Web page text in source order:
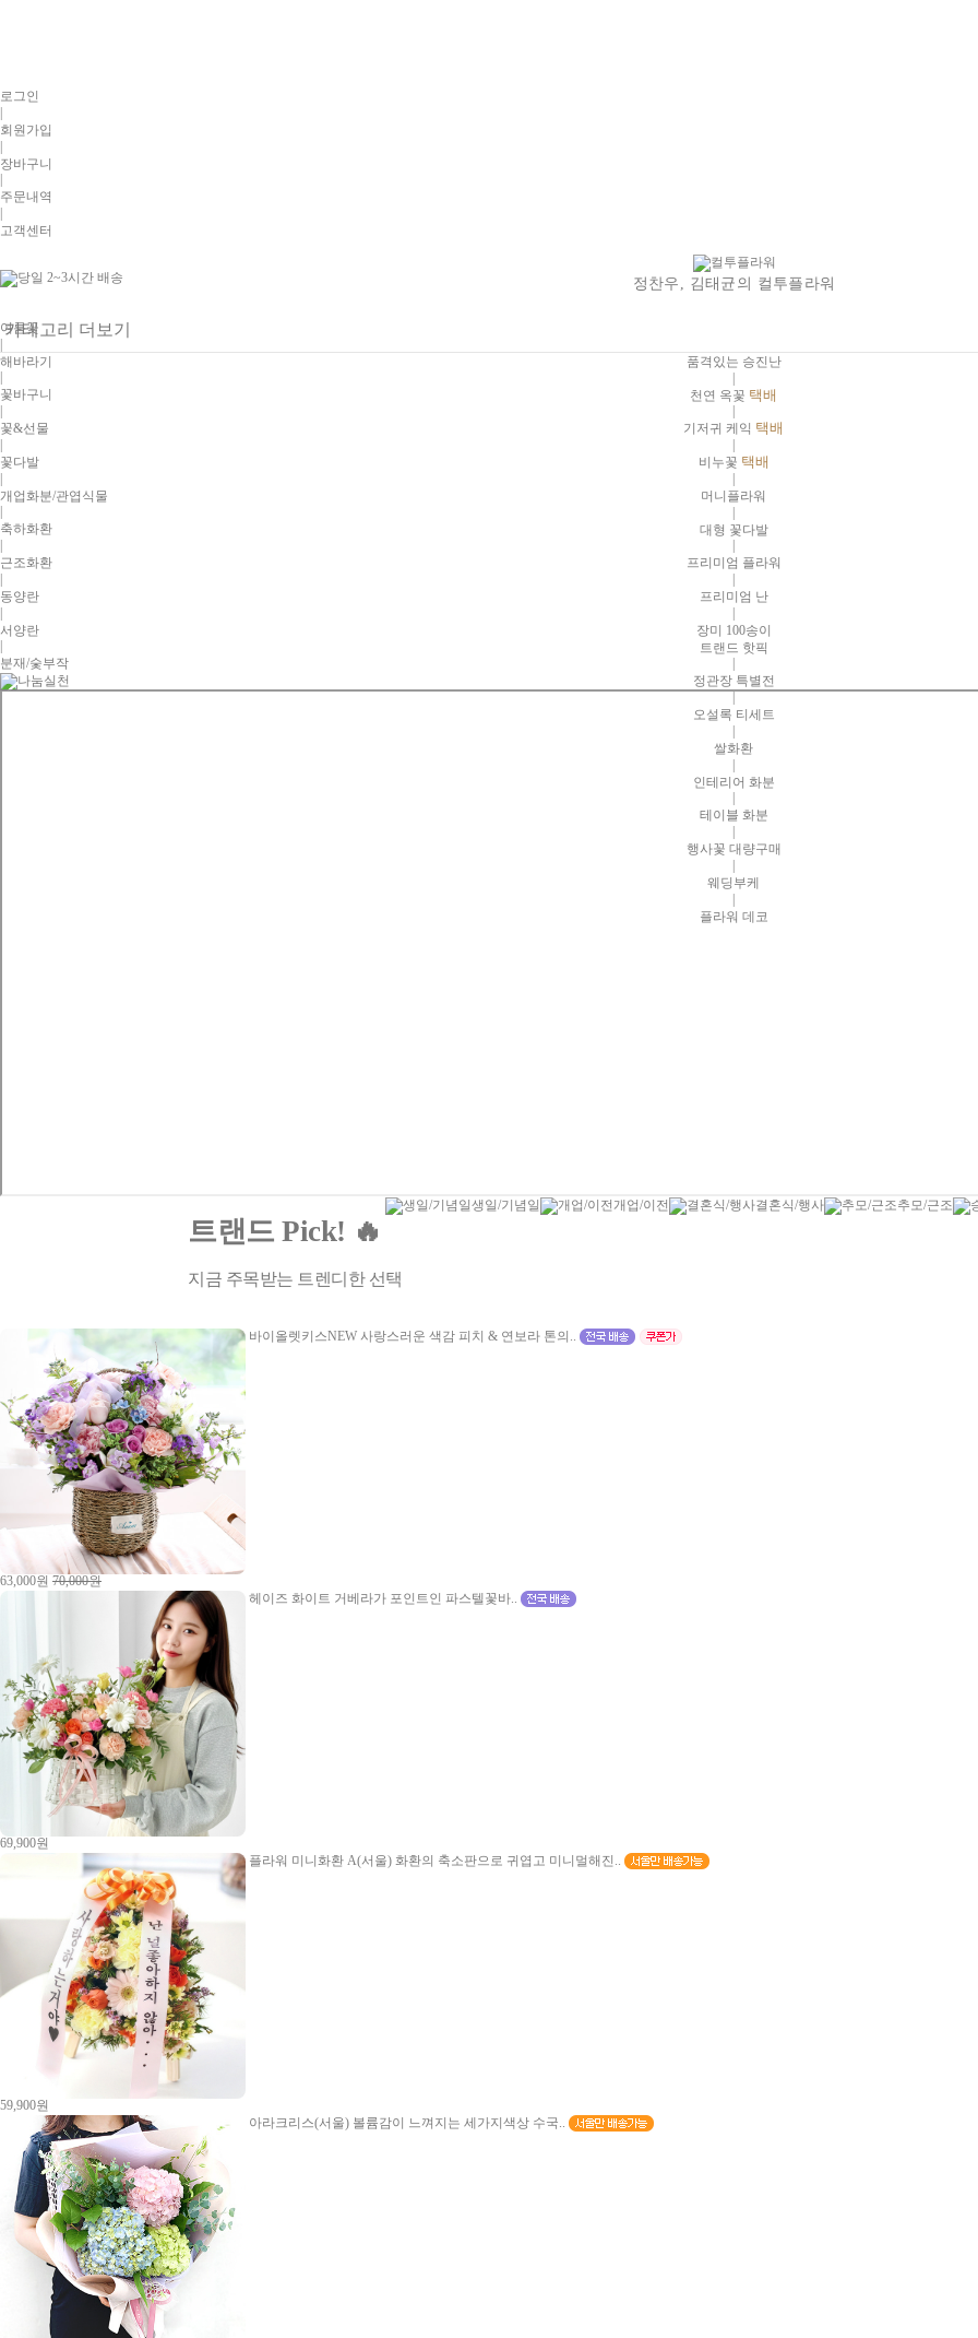
로그인
|
회원가입
|
장바구니
주문내역
고객센터
정찬우, 김태균의 컬투플라워
카테고리 더보기
품격있는 승진난
|
천연 옥꽃 택배
기저귀 케익 택배
비누꽃 택배
|
머니플라워
|
대형 꽃다발
프리미엄 플라워
프리미엄 난
|
장미 100송이
트랜드 핫픽
정관장 특별전
오설록 티세트
|
쌀화환
|
인테리어 화분
테이블 화분
행사꽃 대량구매
|
웨딩부케
|
플라워 데코
여름꽃
|
해바라기
꽃바구니
꽃&선물
|
꽃다발
|
개업화분/관엽식물
축하화환
근조화환
|
동양란
|
서양란
분재/숯부작
생일/기념일 개업/이전 결혼식/행사 추모/근조
트랜드 Pick! 🔥
지금 주목받는 트렌디한 선택
바이올렛키스NEW 사랑스러운 색감 피치 & 연보라 톤의..
63,000원 70,000원
헤이즈 화이트 거베라가 포인트인 파스텔꽃바..
69,900원
플라워 미니화환 A(서울) 화환의 축소판으로 귀엽고 미니멀해진..
59,900원
아라크리스(서울) 볼륨감이 느껴지는 세가지색상 수국..